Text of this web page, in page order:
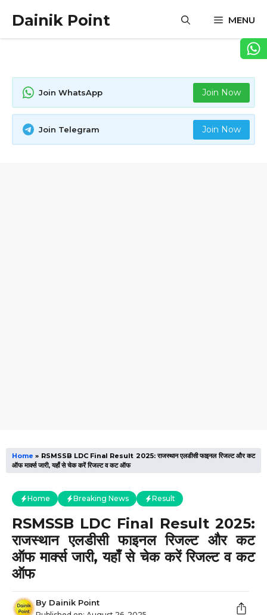
Dainik Point MENU
Join WhatsApp Join Now
Join Telegram Join Now
Home » RSMSSB LDC Final Result 2025: राजस्थान एलडीसी फाइनल रिजल्ट और कट
ऑफ मार्क्स जारी, यहाँ से चेक करें रिजल्ट व कट ऑफ
Home Breaking News Result
RSMSSB LDC Final Result 2025:
राजस्थान एलडीसी फाइनल रिजल्ट और कट
ऑफ मार्क्स जारी, यहाँ से चेक करें रिजल्ट व कट
ऑफ
By Dainik Point